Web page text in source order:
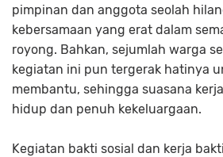
pimpinan dan anggota seolah
kebersamaan yang erat dalam
royong. Bahkan, sejumlah warga
kegiatan ini pun tergerak hatinya
membantu, sehingga suasana
hidup dan penuh kekeluargaan.
Kegiatan bakti sosial dan kerja